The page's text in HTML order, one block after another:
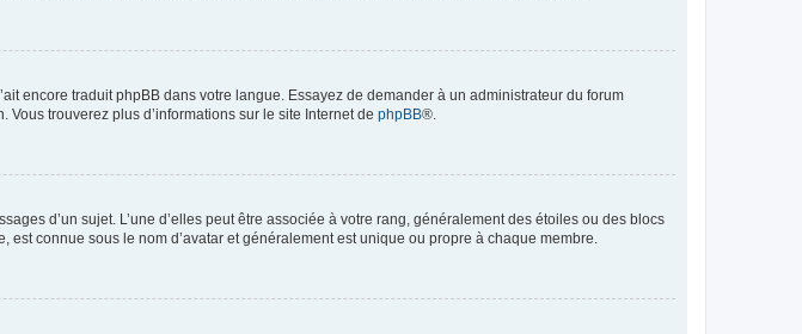
encore traduit phpBB dans votre langue. Essayez de demander à un administrateur du forum
trouverez plus d’informations sur le site Internet de phpBB®.
d’un sujet. L’une d’elles peut être associée à votre rang, généralement des étoiles ou des blocs
connue sous le nom d’avatar et généralement est unique ou propre à chaque membre.